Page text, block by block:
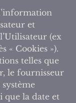
et
(ex
« Cookies »).
telles que
le fournisseur
que la date et